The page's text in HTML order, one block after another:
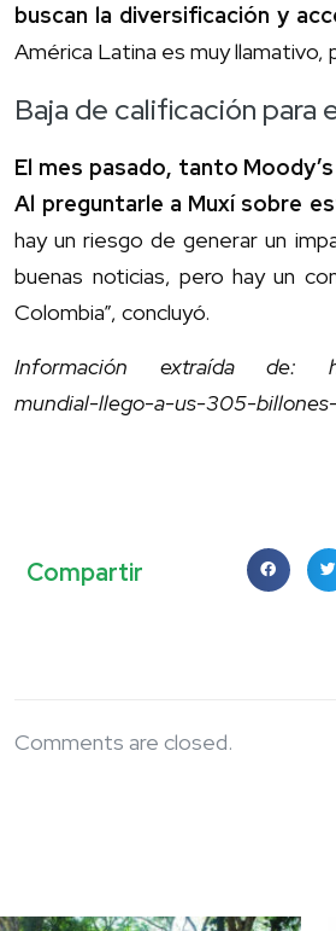
buscan la diversificación y
América Latina es muy llamativo,
Baja de calificación para
El mes pasado, tanto
Al preguntarle a Muxí sobre
hay un riesgo de generar un
buenas noticias, pero hay un
Colombia”, concluyó.
Información extraída de:
mundial-llego-a-us-305-
Compartir
Comments are closed.